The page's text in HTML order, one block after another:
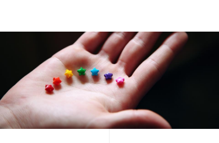
gender-equality-diversity